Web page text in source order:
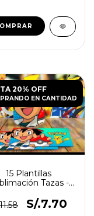
20% OFF
EN CANTIDAD
15 Plantillas
Tazas -
S/.7.70